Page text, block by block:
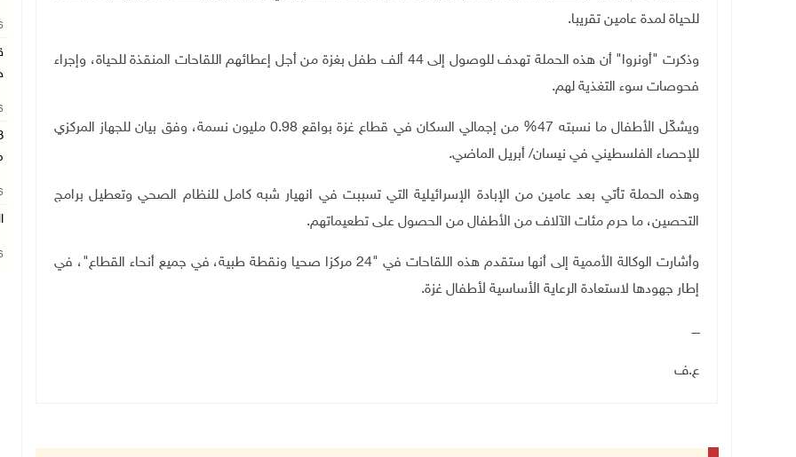
للحياة لمدة عامين تقريبا.
وذكرت "أونروا" أن هذه الحملة تهدف للوصول إلى 44 ألف طفل بغزة من أجل إعطائهم اللقاحات المنقذة للحياة، وإجراء
فحوصات سوء التغذية لهم.
ويشكّل الأطفال ما نسبته 47% من إجمالي السكان في قطاع غزة بواقع 0.98 مليون نسمة، وفق بيان للجهاز المركزي
للإحصاء الفلسطيني في نيسان/ أبريل الماضي.
وهذه الحملة تأتي بعد عامين من الإبادة الإسرائيلية التي تسببت في انهيار شبه كامل للنظام الصحي وتعطيل برامج
التحصين، ما حرم مئات الآلاف من الأطفال من الحصول على تطعيماتهم.
وأشارت الوكالة الأممية إلى أنها ستقدم هذه اللقاحات في "24 مركزا صحيا ونقطة طبية، في جميع أنحاء القطاع"، في
إطار جهودها لاستعادة الرعاية الأساسية لأطفال غزة.
ــــ
ع.ف